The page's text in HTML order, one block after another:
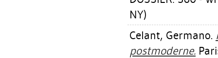
NY)
Celant, Germano.
postmoderne.